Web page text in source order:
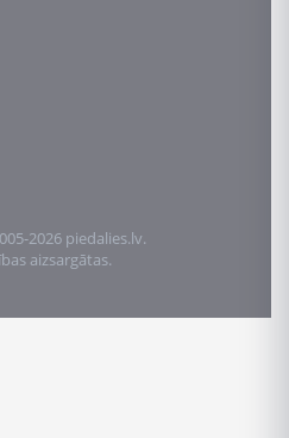
2026 piedalies.lv.
aizsargātas.